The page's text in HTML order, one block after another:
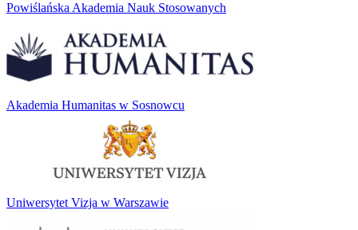
Powiślańska Akademia Nauk Stosowanych
Akademia Humanitas w Sosnowcu
Uniwersytet Vizja w Warszawie